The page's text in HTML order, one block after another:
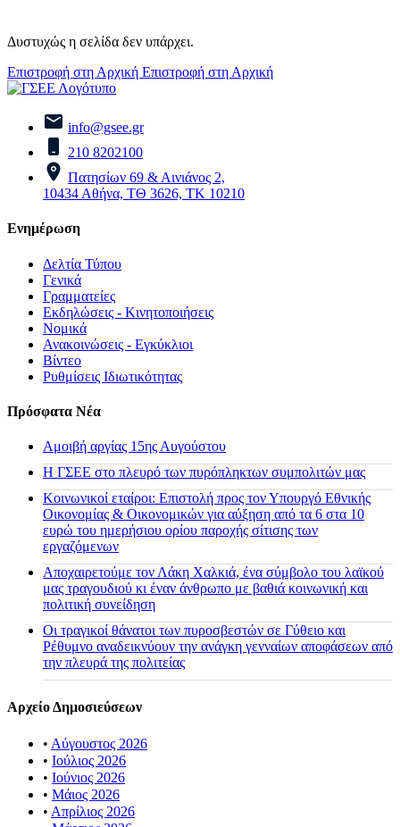
Δυστυχώς η σελίδα δεν υπάρχει.
Επιστροφή στη Αρχική Επιστροφή στη Αρχική
info@gsee.gr
210 8202100
Πατησίων 69 & Αινιάνος 2,
10434 Αθήνα, ΤΘ 3626, ΤΚ 10210
Ενημέρωση
Δελτία Τύπου
Γενικά
Γραμματείες
Εκδηλώσεις - Κινητοποιήσεις
Νομικά
Ανακοινώσεις - Εγκύκλιοι
Βίντεο
Ρυθμίσεις Ιδιωτικότητας
Πρόσφατα Νέα
Αμοιβή αργίας 15ης Αυγούστου
H ΓΣΕΕ στο πλευρό των πυρόπληκτων συμπολιτών μας
Κοινωνικοί εταίροι: Επιστολή προς τον Υπουργό Εθνικής
Οικονομίας & Οικονομικών για αύξηση από τα 6 στα 10
ευρώ του ημερήσιου ορίου παροχής σίτισης των
εργαζόμενων
Αποχαιρετούμε τον Λάκη Χαλκιά, ένα σύμβολο του λαϊκού
μας τραγουδιού κι έναν άνθρωπο με βαθιά κοινωνική και
πολιτική συνείδηση
Οι τραγικοί θάνατοι των πυροσβεστών σε Γύθειο και
Ρέθυμνο αναδεικνύουν την ανάγκη γενναίων αποφάσεων από
την πλευρά της πολιτείας
Αρχείο Δημοσιεύσεων
• Αύγουστος 2026
• Ιούλιος 2026
• Ιούνιος 2026
• Μάιος 2026
• Απρίλιος 2026